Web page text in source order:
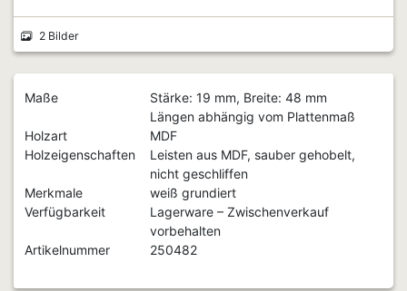
2 Bilder
Maße
Stärke: 19 mm, Breite: 48 mm
Längen abhängig vom Plattenmaß
Holzart
MDF
Holzeigenschaften
Leisten aus MDF, sauber gehobelt,
nicht geschliffen
Merkmale
weiß grundiert
Verfügbarkeit
Lagerware – Zwischenverkauf
vorbehalten
Artikelnummer
250482